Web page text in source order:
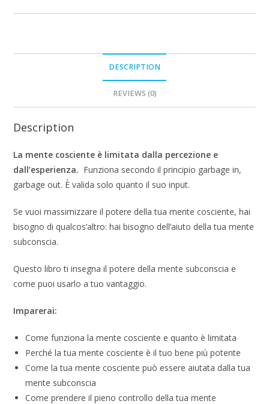
DESCRIPTION
REVIEWS (0)
Description
La mente cosciente è limitata dalla percezione e
dall’esperienza. Funziona secondo il principio garbage in,
garbage out. È valida solo quanto il suo input.
Se vuoi massimizzare il potere della tua mente cosciente, hai
bisogno di qualcos’altro: hai bisogno dell’aiuto della tua mente
subconscia.
Questo libro ti insegna il potere della mente subconscia e
come puoi usarlo a tuo vantaggio.
Imparerai:
Come funziona la mente cosciente e quanto è limitata
Perché la tua mente cosciente è il tuo bene più potente
Come la tua mente cosciente può essere aiutata dalla tua
mente subconscia
Come prendere il pieno controllo della tua mente